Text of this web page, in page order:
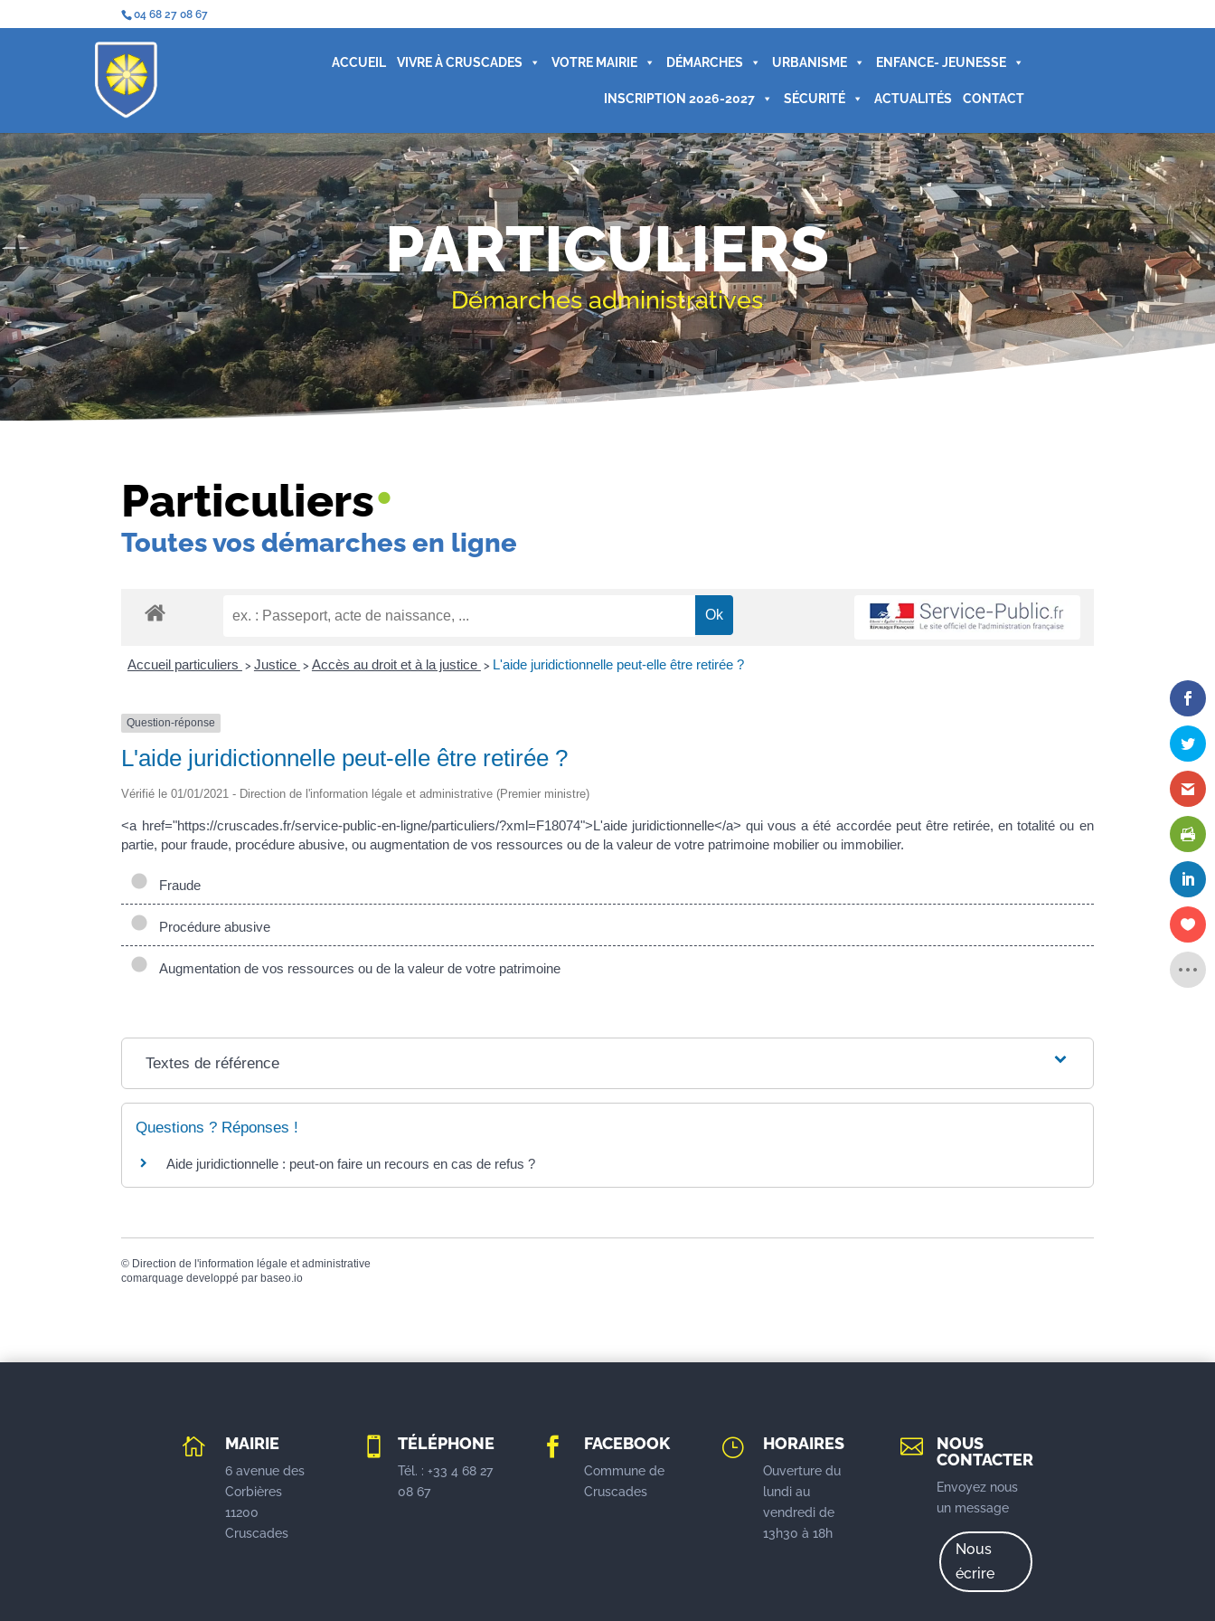
04 68 27 08 67
ACCUEIL VIVRE À CRUSCADES VOTRE MAIRIE DÉMARCHES URBANISME ENFANCE- JEUNESSE
INSCRIPTION 2026-2027 SÉCURITÉ ACTUALITÉS CONTACT
PARTICULIERS
Démarches administratives
Particuliers•
Toutes vos démarches en ligne
Accueil particuliers > Justice > Accès au droit et à la justice > L'aide juridictionnelle peut-elle être retirée ?
Question-réponse
L'aide juridictionnelle peut-elle être retirée ?
Vérifié le 01/01/2021 - Direction de l'information légale et administrative (Premier ministre)
<a href="https://cruscades.fr/service-public-en-ligne/particuliers/?xml=F18074">L'aide juridictionnelle</a> qui vous a été accordée peut être retirée, en totalité ou en
partie, pour fraude, procédure abusive, ou augmentation de vos ressources ou de la valeur de votre patrimoine mobilier ou immobilier.
Fraude
Procédure abusive
Augmentation de vos ressources ou de la valeur de votre patrimoine
Textes de référence
Questions ? Réponses !
Aide juridictionnelle : peut-on faire un recours en cas de refus ?
© Direction de l'information légale et administrative
comarquage developpé parbaseo.io
 MAIRIE
6 avenue des
Corbières
11200
Cruscades
 TÉLÉPHONE
Tél. : +33 4 68 27
08 67
 FACEBOOK
Commune de
Cruscades
} HORAIRES
Ouverture du
lundi au
vendredi de
13h30 à 18h

NOUS
CONTACTER
Envoyez nous
un message
Nous
écrire